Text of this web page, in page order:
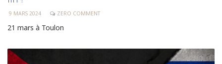
9 MARS 2024 ZERO COMMENT
21 mars à Toulon